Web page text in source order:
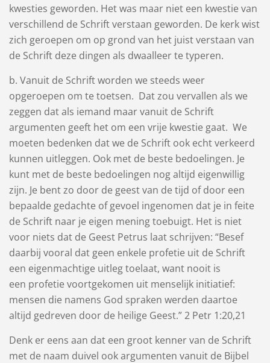
kwesties geworden. Het was maar niet een kwestie van
verschillend de Schrift verstaan geworden. De kerk wist
zich geroepen om op grond van het juist verstaan van
de Schrift deze dingen als dwaalleer te typeren.
b. Vanuit de Schrift worden we steeds weer
opgeroepen om te toetsen. Dat zou vervallen als we
zeggen dat als iemand maar vanuit de Schrift
argumenten geeft het om een vrije kwestie gaat. We
moeten bedenken dat we de Schrift ook echt verkeerd
kunnen uitleggen. Ook met de beste bedoelingen. Je
kunt met de beste bedoelingen nog altijd eigenwillig
zijn. Je bent zo door de geest van de tijd of door een
bepaalde gedachte of gevoel ingenomen dat je in feite
de Schrift naar je eigen mening toebuigt. Het is niet
voor niets dat de Geest Petrus laat schrijven: “Besef
daarbij vooral dat geen enkele profetie uit de Schrift
een eigenmachtige uitleg toelaat, want nooit is
een profetie voortgekomen uit menselijk initiatief:
mensen die namens God spraken werden daartoe
altijd gedreven door de heilige Geest.” 2 Petr 1:20,21
Denk er eens aan dat een groot kenner van de Schrift
met de naam duivel ook argumenten vanuit de Bijbel